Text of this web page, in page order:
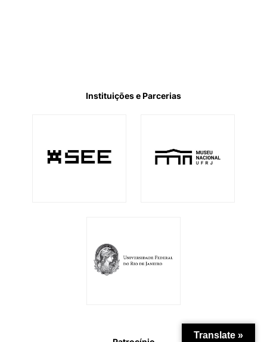
Instituições e Parcerias
Translate »